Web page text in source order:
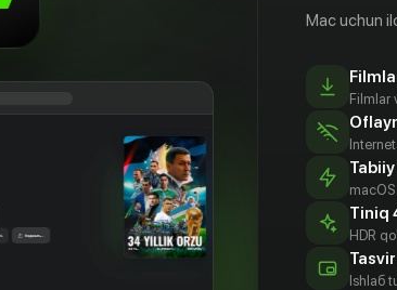
Алексей
Александр
Обласов
Кутавичюте
Mac uchun
Filmlar
Tiniq
HDR
Ishlаб